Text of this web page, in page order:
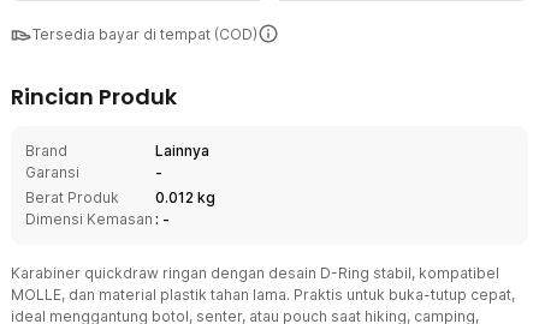
Tersedia bayar di tempat (COD)
Rincian Produk
Brand
Lainnya
Garansi
-
Berat Produk
0.012 kg
Dimensi Kemasan : -
Karabiner quickdraw ringan dengan desain D-Ring stabil, kompatibel
MOLLE, dan material plastik tahan lama. Praktis untuk buka-tutup cepat,
ideal menggantung botol, senter, atau pouch saat hiking, camping,